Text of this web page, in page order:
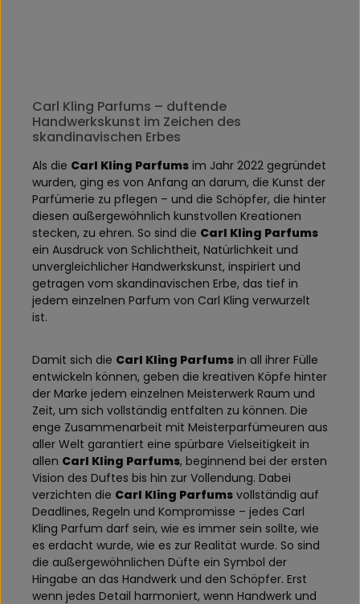
Carl Kling Parfums – duftende
Handwerkskunst im Zeichen des
skandinavischen Erbes
Als die Carl Kling Parfums im Jahr 2022 gegründet
wurden, ging es von Anfang an darum, die Kunst der
Parfümerie zu pflegen – und die Schöpfer, die hinter
diesen außergewöhnlich kunstvollen Kreationen
stecken, zu ehren. So sind die Carl Kling Parfums
ein Ausdruck von Schlichtheit, Natürlichkeit und
unvergleichlicher Handwerkskunst, inspiriert und
getragen vom skandinavischen Erbe, das tief in
jedem einzelnen Parfum von Carl Kling verwurzelt
ist.
Damit sich die Carl Kling Parfums in all ihrer Fülle
entwickeln können, geben die kreativen Köpfe hinter
der Marke jedem einzelnen Meisterwerk Raum und
Zeit, um sich vollständig entfalten zu können. Die
enge Zusammenarbeit mit Meisterparfümeuren aus
aller Welt garantiert eine spürbare Vielseitigkeit in
allen Carl Kling Parfums, beginnend bei der ersten
Vision des Duftes bis hin zur Vollendung. Dabei
verzichten die Carl Kling Parfums vollständig auf
Deadlines, Regeln und Kompromisse – jedes Carl
Kling Parfum darf sein, wie es immer sein sollte, wie
es erdacht wurde, wie es zur Realität wurde. So sind
die außergewöhnlichen Düfte ein Symbol der
Hingabe an das Handwerk und den Schöpfer. Erst
wenn jedes Detail harmoniert, wenn Handwerk und